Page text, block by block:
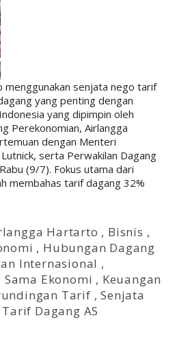
menggunakan senjata nego tarif
yang penting dengan
yang dipimpin oleh
Perekonomian, Airlangga
dengan Menteri
serta Perwakilan Dagang
(9/7). Fokus utama dari
membahas tarif dagang 32%
Hartarto , Bisnis ,
, Hubungan Dagang
Internasional ,
Sama Ekonomi , Keuangan
Tarif ,Senjata
Tarif Dagang AS